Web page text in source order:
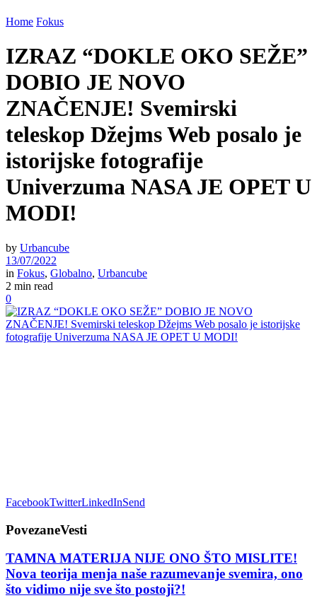
Home Fokus
IZRAZ “DOKLE OKO SEŽE”
DOBIO JE NOVO
ZNAČENJE! Svemirski
teleskop Džejms Web posalo je
istorijske fotografije
Univerzuma NASA JE OPET U
MODI!
by Urbancube
13/07/2022
in Fokus, Globalno, Urbancube
2 min read
0
FacebookTwitterLinkedInSend
PovezaneVesti
TAMNA MATERIJA NIJE ONO ŠTO MISLITE!
Nova teorija menja naše razumevanje svemira, ono
što vidimo nije sve što postoji?!